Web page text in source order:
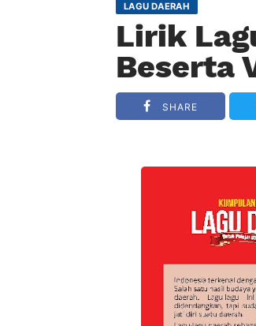
LAGU DAERAH
Lirik
Beserta
SHARE